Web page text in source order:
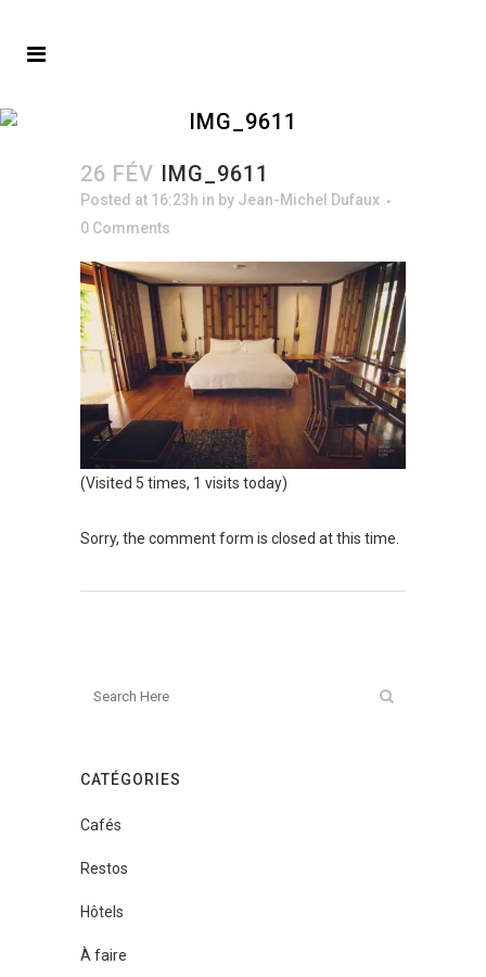
IMG_9611
26 FÉV IMG_9611
Posted at 16:23h in by Jean-Michel Dufaux
0 Comments
(Visited 5 times, 1 visits today)
Sorry, the comment form is closed at this time.
CATÉGORIES
Cafés
Restos
Hôtels
À faire